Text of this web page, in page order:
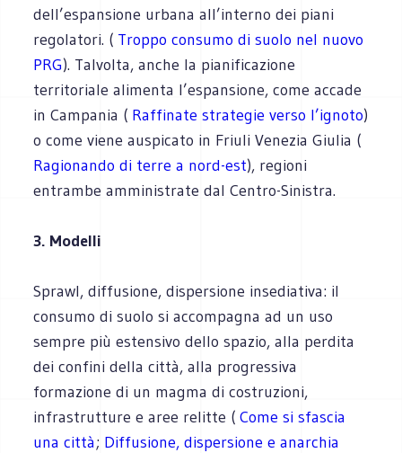
dell’espansione urbana all’interno dei piani
regolatori. ( Troppo consumo di suolo nel nuovo
PRG). Talvolta, anche la pianificazione
territoriale alimenta l’espansione, come accade
in Campania ( Raffinate strategie verso l’ignoto)
o come viene auspicato in Friuli Venezia Giulia (
Ragionando di terre a nord-est), regioni
entrambe amministrate dal Centro-Sinistra.
3. Modelli
Sprawl, diffusione, dispersione insediativa: il
consumo di suolo si accompagna ad un uso
sempre più estensivo dello spazio, alla perdita
dei confini della città, alla progressiva
formazione di un magma di costruzioni,
infrastrutture e aree relitte (Come si sfascia
una città; Diffusione, dispersione e anarchia